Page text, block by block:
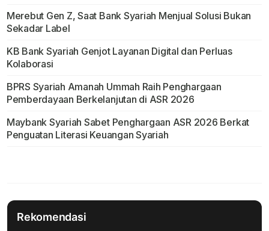
Merebut Gen Z, Saat Bank Syariah Menjual Solusi Bukan
Sekadar Label
KB Bank Syariah Genjot Layanan Digital dan Perluas
Kolaborasi
BPRS Syariah Amanah Ummah Raih Penghargaan
Pemberdayaan Berkelanjutan di ASR 2026
Maybank Syariah Sabet Penghargaan ASR 2026 Berkat
Penguatan Literasi Keuangan Syariah
Rekomendasi